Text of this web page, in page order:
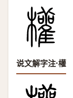
说文解字注·權